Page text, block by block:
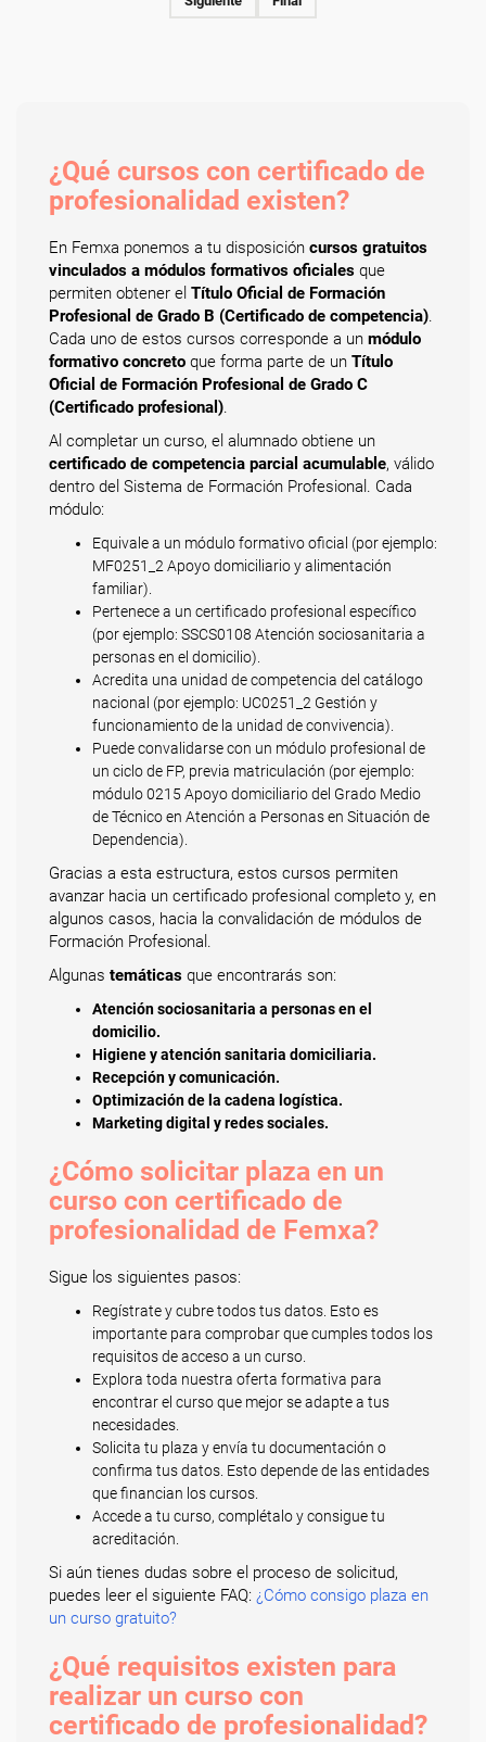
¿Qué cursos con certificado de
profesionalidad existen?
En Femxa ponemos a tu disposición cursos gratuitos
vinculados a módulos formativos oficiales que
permiten obtener el Título Oficial de Formación
Profesional de Grado B (Certificado de competencia).
Cada uno de estos cursos corresponde a un módulo
formativo concreto que forma parte de un Título
Oficial de Formación Profesional de Grado C
(Certificado profesional).
Al completar un curso, el alumnado obtiene un
certificado de competencia parcial acumulable, válido
dentro del Sistema de Formación Profesional. Cada
módulo:
Equivale a un módulo formativo oficial (por ejemplo:
MF0251_2 Apoyo domiciliario y alimentación
familiar).
Pertenece a un certificado profesional específico
(por ejemplo: SSCS0108 Atención sociosanitaria a
personas en el domicilio).
Acredita una unidad de competencia del catálogo
nacional (por ejemplo: UC0251_2 Gestión y
funcionamiento de la unidad de convivencia).
Puede convalidarse con un módulo profesional de
un ciclo de FP, previa matriculación (por ejemplo:
módulo 0215 Apoyo domiciliario del Grado Medio
de Técnico en Atención a Personas en Situación de
Dependencia).
Gracias a esta estructura, estos cursos permiten
avanzar hacia un certificado profesional completo y, en
algunos casos, hacia la convalidación de módulos de
Formación Profesional.
Algunas temáticas que encontrarás son:
Atención sociosanitaria a personas en el
domicilio.
Higiene y atención sanitaria domiciliaria.
Recepción y comunicación.
Optimización de la cadena logística.
Marketing digital y redes sociales.
¿Cómo solicitar plaza en un
curso con certificado de
profesionalidad de Femxa?
Sigue los siguientes pasos:
Regístrate y cubre todos tus datos. Esto es
importante para comprobar que cumples todos los
requisitos de acceso a un curso.
Explora toda nuestra oferta formativa para
encontrar el curso que mejor se adapte a tus
necesidades.
Solicita tu plaza y envía tu documentación o
confirma tus datos. Esto depende de las entidades
que financian los cursos.
Accede a tu curso, complétalo y consigue tu
acreditación.
Si aún tienes dudas sobre el proceso de solicitud,
puedes leer el siguiente FAQ: ¿Cómo consigo plaza en
un curso gratuito?
¿Qué requisitos existen para
realizar un curso con
certificado de profesionalidad?